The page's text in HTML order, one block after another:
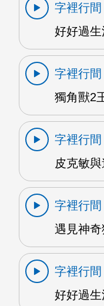
字裡行間
好好過
字裡行間
獨角獸2
字裡行間
皮克敏
字裡行間
遇見神
字裡行間
好好過